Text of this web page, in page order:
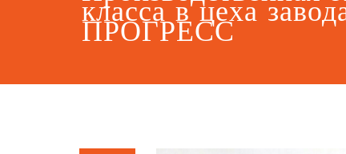
класса в цеха
ПРОГРЕСС